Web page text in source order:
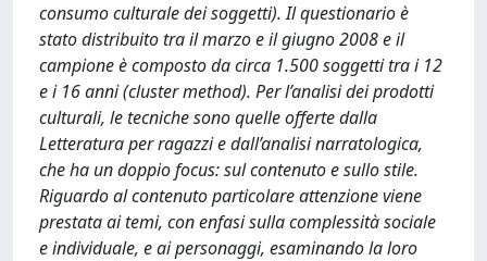
consumo culturale dei soggetti). Il questionario è
stato distribuito tra il marzo e il giugno 2008 e il
campione è composto da circa 1.500 soggetti tra i 12
e i 16 anni (cluster method). Per l’analisi dei prodotti
culturali, le tecniche sono quelle offerte dalla
Letteratura per ragazzi e dall’analisi narratologica,
che ha un doppio focus: sul contenuto e sullo stile.
Riguardo al contenuto particolare attenzione viene
prestata ai temi, con enfasi sulla complessità sociale
e individuale, e ai personaggi, esaminando la loro